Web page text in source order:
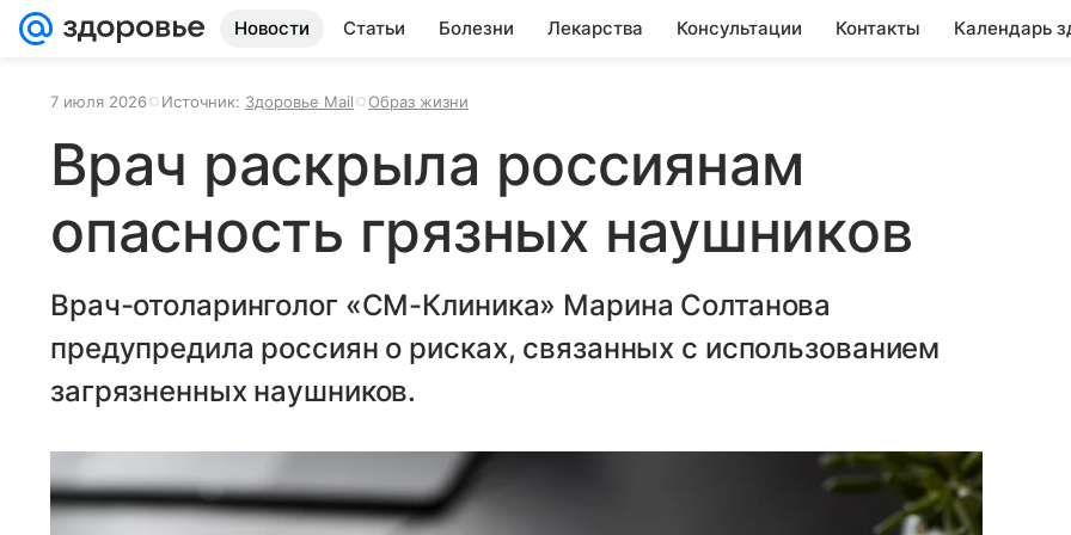
Новости Статьи Болезни Лекарства Консультации Контакты Календарь
7 июля 2026 Источник: Здоровье Mail Образ жизни
Врач раскрыла россиянам
опасность грязных наушников
Врач-отоларинголог «СМ-Клиника» Марина Солтанова
предупредила россиян о рисках, связанных с использованием
загрязненных наушников.